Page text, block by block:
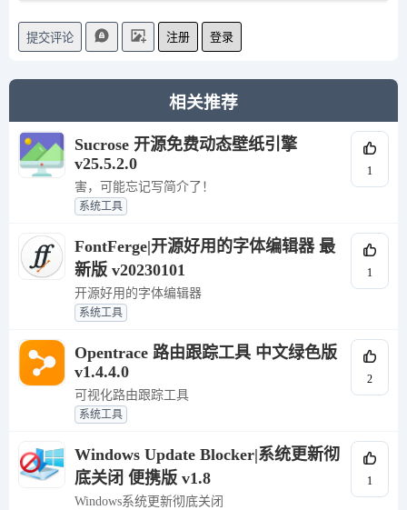
提交评论 注册 登录
相关推荐
Sucrose 开源免费动态壁纸引擎
v25.5.2.0
害，可能忘记写简介了！
系统工具
1
FontFerge|开源好用的字体编辑器 最
新版 v20230101
开源好用的字体编辑器
系统工具
1
Opentrace 路由跟踪工具 中文绿色版
v1.4.4.0
可视化路由跟踪工具
系统工具
2
Windows Update Blocker|系统更新彻
底关闭 便携版 v1.8
Windows系统更新彻底关闭
1